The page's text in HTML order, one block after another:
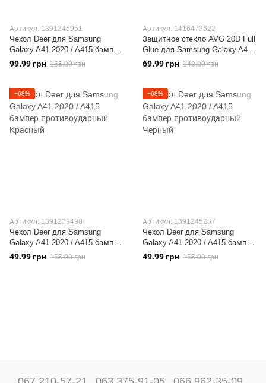
Артикул: 1391245951
Чехол Deer для Samsung
Galaxy A41 2020 / A415 бампер
противоударный Серый
99.99 грн 155.00 грн
Артикул: 1416473622
Защитное стекло AVG 20D Full
Glue для Samsung Galaxy A41
2020 / A415 полноэкранное
69.99 грн 140.00 грн
−68%
Артикул: 1391239490
Чехол Deer для Samsung
Galaxy A41 2020 / A415 бампер
противоударный Красный
49.99 грн 155.00 грн
−68%
Артикул: 1391245287
Чехол Deer для Samsung
Galaxy A41 2020 / A415 бампер
противоударный Черный
49.99 грн 155.00 грн